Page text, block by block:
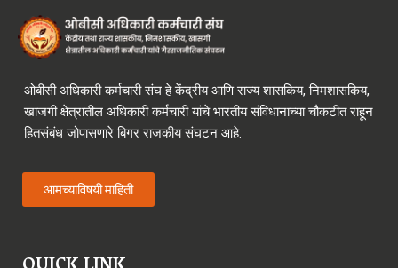
ओबीसी अधिकारी कर्मचारी संघ हे केंद्रीय आणि राज्य शासकिय, निमशासकिय,
खाजगी क्षेत्रातील अधिकारी कर्मचारी यांचे भारतीय संविधानाच्या चौकटीत राहून
हितसंबंध जोपासणारे बिगर राजकीय संघटन आहे.
आमच्याविषयी माहिती